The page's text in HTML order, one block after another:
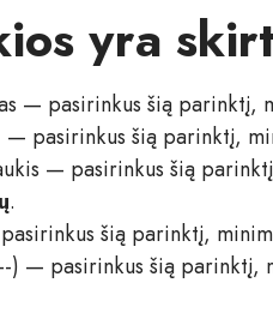
yra
— pasirinkus šią parinktį,
— pasirinkus šią parinktį,
— pasirinkus šią
.
šią parinktį,
) — pasirinkus šią parinktį,